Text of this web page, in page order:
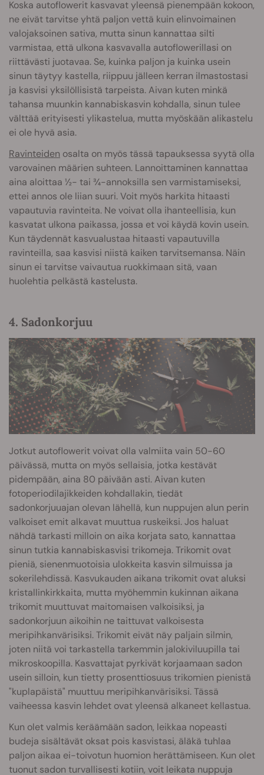
Koska autoflowerit kasvavat yleensä pienempään kokoon,
ne eivät tarvitse yhtä paljon vettä kuin elinvoimainen
valojaksoinen sativa, mutta sinun kannattaa silti
varmistaa, että ulkona kasvavalla autoflowerillasi on
riittävästi juotavaa. Se, kuinka paljon ja kuinka usein
sinun täytyy kastella, riippuu jälleen kerran ilmastostasi
ja kasvisi yksilöllisistä tarpeista. Aivan kuten minkä
tahansa muunkin kannabiskasvin kohdalla, sinun tulee
välttää erityisesti ylikastelua, mutta myöskään alikastelu
ei ole hyvä asia.
Ravinteiden osalta on myös tässä tapauksessa syytä olla
varovainen määrien suhteen. Lannoittaminen kannattaa
aina aloittaa ½- tai ¾-annoksilla sen varmistamiseksi,
ettei annos ole liian suuri. Voit myös harkita hitaasti
vapautuvia ravinteita. Ne voivat olla ihanteellisia, kun
kasvatat ulkona paikassa, jossa et voi käydä kovin usein.
Kun täydennät kasvualustaa hitaasti vapautuvilla
ravinteilla, saa kasvisi niistä kaiken tarvitsemansa. Näin
sinun ei tarvitse vaivautua ruokkimaan sitä, vaan
huolehtia pelkästä kastelusta.
4. Sadonkorjuu
Jotkut autoflowerit voivat olla valmiita vain 50-60
päivässä, mutta on myös sellaisia, jotka kestävät
pidempään, aina 80 päivään asti. Aivan kuten
fotoperiodilajikkeiden kohdallakin, tiedät
sadonkorjuuajan olevan lähellä, kun nuppujen alun perin
valkoiset emit alkavat muuttua ruskeiksi. Jos haluat
nähdä tarkasti milloin on aika korjata sato, kannattaa
sinun tutkia kannabiskasvisi trikomeja. Trikomit ovat
pieniä, sienenmuotoisia ulokkeita kasvin silmuissa ja
sokerilehdissä. Kasvukauden aikana trikomit ovat aluksi
kristallinkirkkaita, mutta myöhemmin kukinnan aikana
trikomit muuttuvat maitomaisen valkoisiksi, ja
sadonkorjuun aikoihin ne taittuvat valkoisesta
meripihkanvärisiksi. Trikomit eivät näy paljain silmin,
joten niitä voi tarkastella tarkemmin jalokiviluupilla tai
mikroskoopilla. Kasvattajat pyrkivät korjaamaan sadon
usein silloin, kun tietty prosenttiosuus trikomien pienistä
"kuplapäistä" muuttuu meripihkanvärisiksi. Tässä
vaiheessa kasvin lehdet ovat yleensä alkaneet kellastua.
Kun olet valmis keräämään sadon, leikkaa nopeasti
budeja sisältävät oksat pois kasvistasi, äläkä tuhlaa
paljon aikaa ei-toivotun huomion herättämiseen. Kun olet
tuonut sadon turvallisesti kotiin, voit leikata nuppuja